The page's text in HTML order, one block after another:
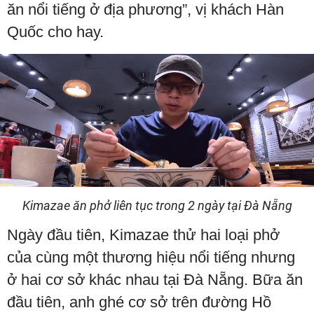
ăn nổi tiếng ở địa phương”, vị khách Hàn
Quốc cho hay.
Kimazae ăn phở liên tục trong 2 ngày tại Đà Nẵng
Ngày đầu tiên, Kimazae thử hai loại phở
của cùng một thương hiệu nổi tiếng nhưng
ở hai cơ sở khác nhau tại Đà Nẵng. Bữa ăn
đầu tiên, anh ghé cơ sở trên đường Hồ